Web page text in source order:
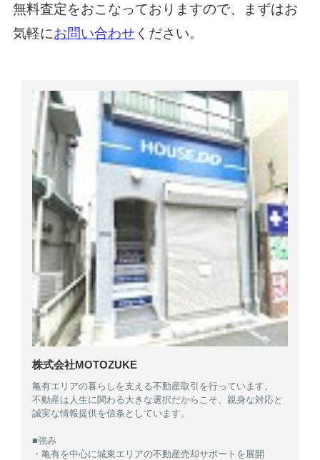
無料査定をおこなっておりますので、まずはお
気軽にお問い合わせ ください。
株式会社MOTOZUKE
亀有エリアの暮らしを支える不動産取引を行っています。
不動産は人生に関わる大きな選択だからこそ、親身な対応と
誠実な情報提供を信条としています。
■強み
・亀有を中心に城東エリアの不動産売却サポートを展開